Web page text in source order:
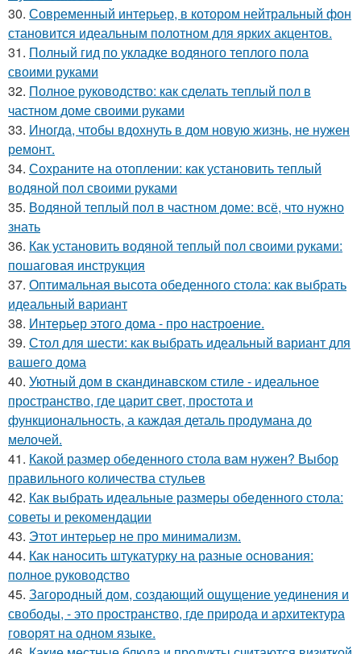
30. Современный интерьер, в котором нейтральный фон
становится идеальным полотном для ярких акцентов.
31. Полный гид по укладке водяного теплого пола
своими руками
32. Полное руководство: как сделать теплый пол в
частном доме своими руками
33. Иногда, чтобы вдохнуть в дом новую жизнь, не нужен
ремонт.
34. Сохраните на отоплении: как установить теплый
водяной пол своими руками
35. Водяной теплый пол в частном доме: всё, что нужно
знать
36. Как установить водяной теплый пол своими руками:
пошаговая инструкция
37. Оптимальная высота обеденного стола: как выбрать
идеальный вариант
38. Интерьер этого дома - про настроение.
39. Стол для шести: как выбрать идеальный вариант для
вашего дома
40. Уютный дом в скандинавском стиле - идеальное
пространство, где царит свет, простота и
функциональность, а каждая деталь продумана до
мелочей.
41. Какой размер обеденного стола вам нужен? Выбор
правильного количества стульев
42. Как выбрать идеальные размеры обеденного стола:
советы и рекомендации
43. Этот интерьер не про минимализм.
44. Как наносить штукатурку на разные основания:
полное руководство
45. Загородный дом, создающий ощущение уединения и
свободы, - это пространство, где природа и архитектура
говорят на одном языке.